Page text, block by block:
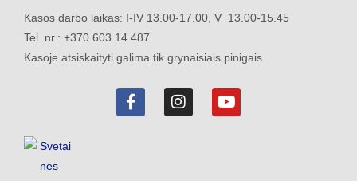
Kasos darbo laikas: I-IV 13.00-17.00, V 13.00-15.45
Tel. nr.: +370 603 14 487
Kasoje atsiskaityti galima tik grynaisiais pinigais